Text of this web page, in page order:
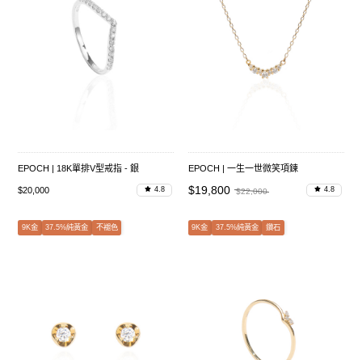
EPOCH | 18K單排V型戒指 - 銀
$20,000 4.8
EPOCH | 一生一世微笑項鍊
$19,800 $22,000 4.8
9K金 37.5%純黃金 不褪色 9K金 37.5%純黃金 鑽石